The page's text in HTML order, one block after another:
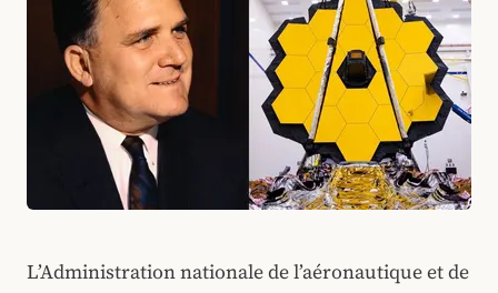
L’Administration nationale de l’aéronautique et de